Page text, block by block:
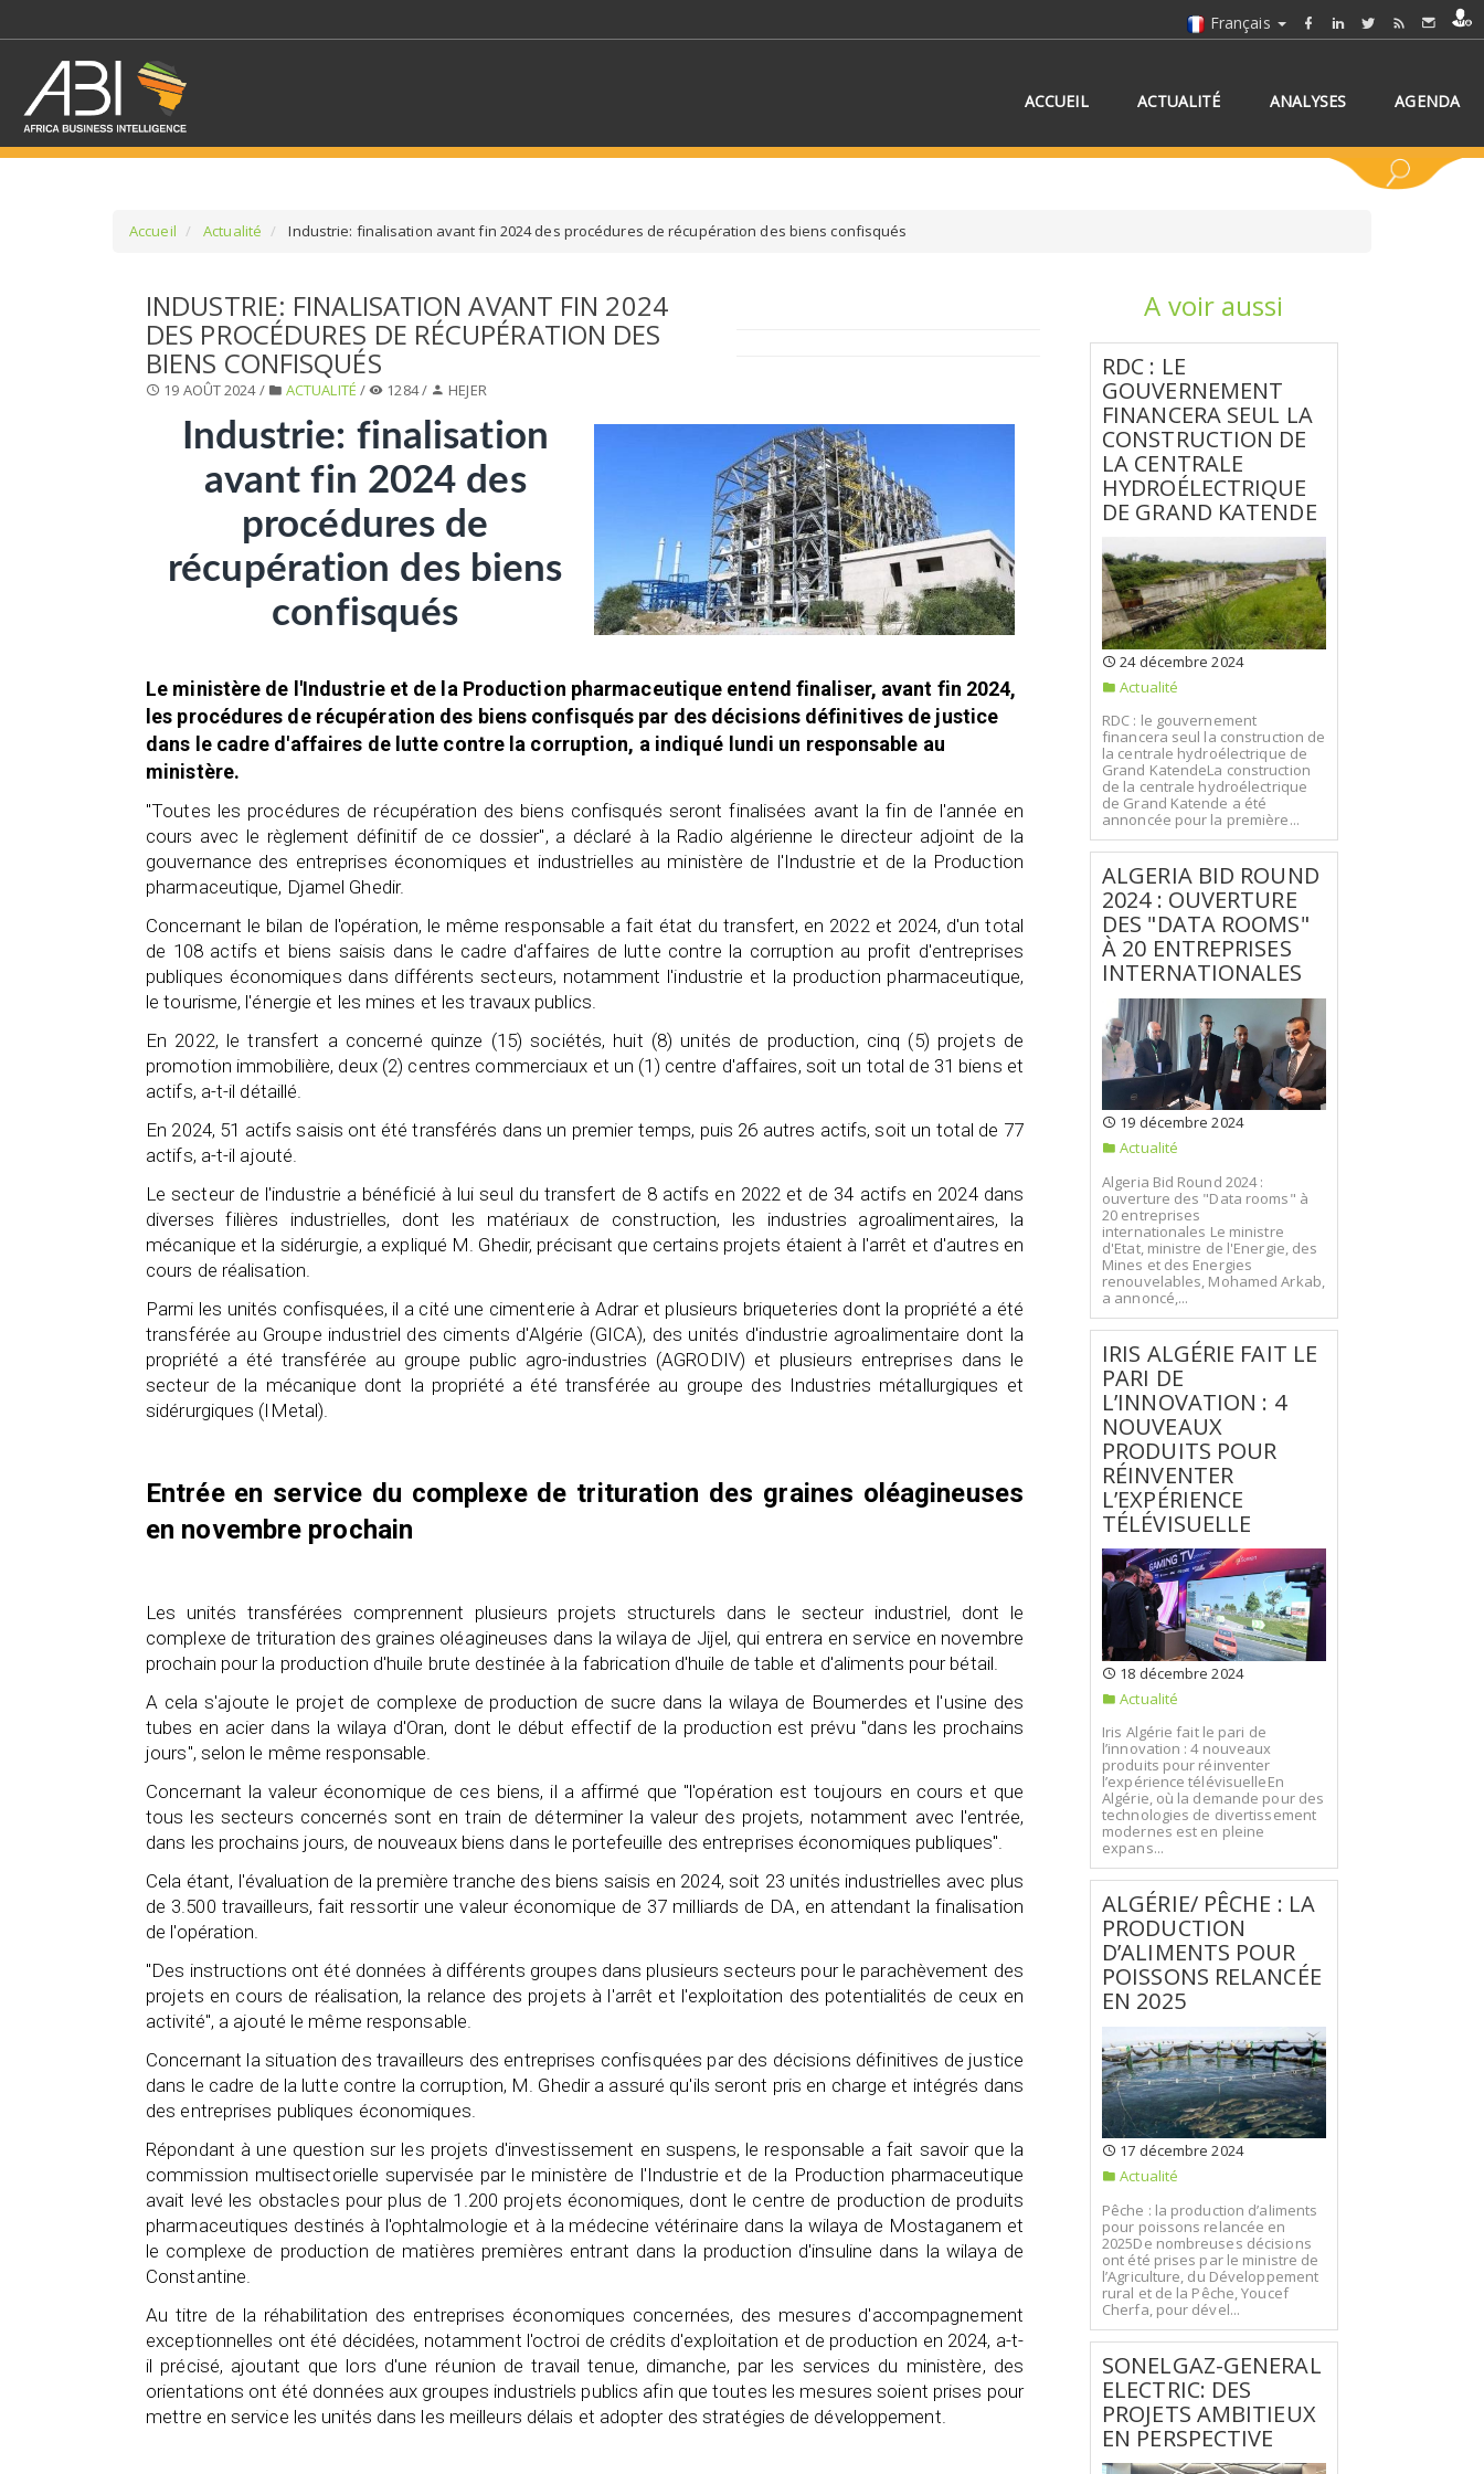
Français
ACCUEIL ACTUALITÉ ANALYSES AGENDA
SELECTIONNEZ UNE SECTION SÉLECTIONNEZ UNE CATÉGORIE SÉLECTIONNEZ UN/DES PAYS
Accueil Actualité Industrie: finalisation avant fin 2024 des procédures de récupération des biens confisqués
INDUSTRIE: FINALISATION AVANT FIN 2024
DES PROCÉDURES DE RÉCUPÉRATION DES
BIENS CONFISQUÉS
19 AOÛT 2024 / ACTUALITÉ / 1284 / HEJER
Industrie: finalisation
avant fin 2024 des
procédures de
récupération des biens
confisqués
Le ministère de l'Industrie et de la Production pharmaceutique entend finaliser, avant fin 2024,
les procédures de récupération des biens confisqués par des décisions définitives de justice
dans le cadre d'affaires de lutte contre la corruption, a indiqué lundi un responsable au
ministère.
"Toutes les procédures de récupération des biens confisqués seront finalisées avant la fin de l'année en
cours avec le règlement définitif de ce dossier", a déclaré à la Radio algérienne le directeur adjoint de la
gouvernance des entreprises économiques et industrielles au ministère de l'Industrie et de la Production
pharmaceutique, Djamel Ghedir.
Concernant le bilan de l'opération, le même responsable a fait état du transfert, en 2022 et 2024, d'un total
de 108 actifs et biens saisis dans le cadre d'affaires de lutte contre la corruption au profit d'entreprises
publiques économiques dans différents secteurs, notamment l'industrie et la production pharmaceutique,
le tourisme, l'énergie et les mines et les travaux publics.
En 2022, le transfert a concerné quinze (15) sociétés, huit (8) unités de production, cinq (5) projets de
promotion immobilière, deux (2) centres commerciaux et un (1) centre d'affaires, soit un total de 31 biens et
actifs, a-t-il détaillé.
En 2024, 51 actifs saisis ont été transférés dans un premier temps, puis 26 autres actifs, soit un total de 77
actifs, a-t-il ajouté.
Le secteur de l'industrie a bénéficié à lui seul du transfert de 8 actifs en 2022 et de 34 actifs en 2024 dans
diverses filières industrielles, dont les matériaux de construction, les industries agroalimentaires, la
mécanique et la sidérurgie, a expliqué M. Ghedir, précisant que certains projets étaient à l'arrêt et d'autres en
cours de réalisation.
Parmi les unités confisquées, il a cité une cimenterie à Adrar et plusieurs briqueteries dont la propriété a été
transférée au Groupe industriel des ciments d'Algérie (GICA), des unités d'industrie agroalimentaire dont la
propriété a été transférée au groupe public agro-industries (AGRODIV) et plusieurs entreprises dans le
secteur de la mécanique dont la propriété a été transférée au groupe des Industries métallurgiques et
sidérurgiques (IMetal).
Entrée en service du complexe de trituration des graines ol éagineuses
en novembre prochain
Les unités transférées comprennent plusieurs projets structurels dans le secteur industriel, dont le
complexe de trituration des graines oléagineuses dans la wilaya de Jijel, qui entrera en service en novembre
prochain pour la production d'huile brute destinée à la fabrication d'huile de table et d'aliments pour bétail.
A cela s'ajoute le projet de complexe de production de sucre dans la wilaya de Boumerdes et l'usine des
tubes en acier dans la wilaya d'Oran, dont le début effectif de la production est prévu "dans les prochains
jours", selon le même responsable.
Concernant la valeur économique de ces biens, il a affirmé que "l'opération est toujours en cours et que
tous les secteurs concernés sont en train de déterminer la valeur des projets, notamment avec l'entrée,
dans les prochains jours, de nouveaux biens dans le portefeuille des entreprises économiques publiques".
Cela étant, l'évaluation de la première tranche des biens saisis en 2024, soit 23 unités industrielles avec plus
de 3.500 travailleurs, fait ressortir une valeur économique de 37 milliards de DA, en attendant la finalisation
de l'opération.
"Des instructions ont été données à différents groupes dans plusieurs secteurs pour le parachèvement des
projets en cours de réalisation, la relance des projets à l'arrêt et l'exploitation des potentialités de ceux en
activité", a ajouté le même responsable.
Concernant la situation des travailleurs des entreprises confisquées par des décisions définitives de justice
dans le cadre de la lutte contre la corruption, M. Ghedir a assuré qu'ils seront pris en charge et intégrés dans
des entreprises publiques économiques.
Répondant à une question sur les projets d'investissement en suspens, le responsable a fait savoir que la
commission multisectorielle supervisée par le ministère de l'Industrie et de la Production pharmaceutique
avait levé les obstacles pour plus de 1.200 projets économiques, dont le centre de production de produits
pharmaceutiques destinés à l'ophtalmologie et à la médecine vétérinaire dans la wilaya de Mostaganem et
le complexe de production de matières premières entrant dans la production d'insuline dans la wilaya de
Constantine.
Au titre de la réhabilitation des entreprises économiques concernées, des mesures d'accompagnement
exceptionnelles ont été décidées, notamment l'octroi de crédits d'exploitation et de production en 2024, a-t-
il précisé, ajoutant que lors d'une réunion de travail tenue, dimanche, par les services du ministère, des
orientations ont été données aux groupes industriels publics afin que toutes les mesures soient prises pour
mettre en service les unités dans les meilleurs délais et adopter des stratégies de développement.
A voir aussi
RDC : LE
GOUVERNEMENT
FINANCERA SEUL LA
CONSTRUCTION DE
LA CENTRALE
HYDROÉLECTRIQUE
DE GRAND KATENDE
24 décembre 2024
Actualité
RDC : le gouvernement
financera seul la construction de
la centrale hydroélectrique de
Grand KatendeLa construction
de la centrale hydroélectrique
de Grand Katende a été
annoncée pour la première...
ALGERIA BID ROUND
2024 : OUVERTURE
DES "DATA ROOMS"
À 20 ENTREPRISES
INTERNATIONALES
19 décembre 2024
Actualité
Algeria Bid Round 2024 :
ouverture des "Data rooms" à
20 entreprises
internationales Le ministre
d'Etat, ministre de l'Energie, des
Mines et des Energies
renouvelables, Mohamed Arkab,
a annoncé,...
IRIS ALGÉRIE FAIT LE
PARI DE
L’INNOVATION : 4
NOUVEAUX
PRODUITS POUR
RÉINVENTER
L’EXPÉRIENCE
TÉLÉVISUELLE
18 décembre 2024
Actualité
Iris Algérie fait le pari de
l’innovation : 4 nouveaux
produits pour réinventer
l’expérience télévisuelleEn
Algérie, où la demande pour des
technologies de divertissement
modernes est en pleine
expans...
ALGÉRIE/ PÊCHE : LA
PRODUCTION
D’ALIMENTS POUR
POISSONS RELANCÉE
EN 2025
17 décembre 2024
Actualité
Pêche : la production d’aliments
pour poissons relancée en
2025De nombreuses décisions
ont été prises par le ministre de
l’Agriculture, du Développement
rural et de la Pêche, Youcef
Cherfa, pour dével...
SONELGAZ-GENERAL
ELECTRIC: DES
PROJETS AMBITIEUX
EN PERSPECTIVE